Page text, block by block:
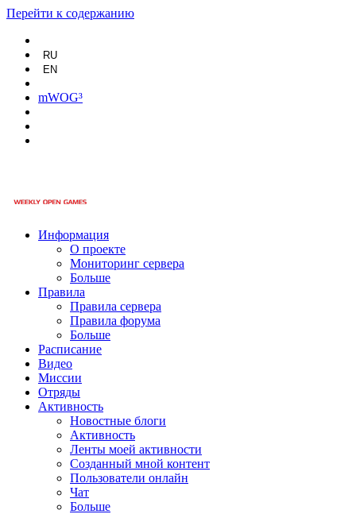
Перейти к содержанию
RU
EN
mWOG³
Информация
О проекте
Мониторинг сервера
Больше
Правила
Правила сервера
Правила форума
Больше
Расписание
Видео
Миссии
Отряды
Активность
Новостные блоги
Активность
Ленты моей активности
Созданный мной контент
Пользователи онлайн
Чат
Больше